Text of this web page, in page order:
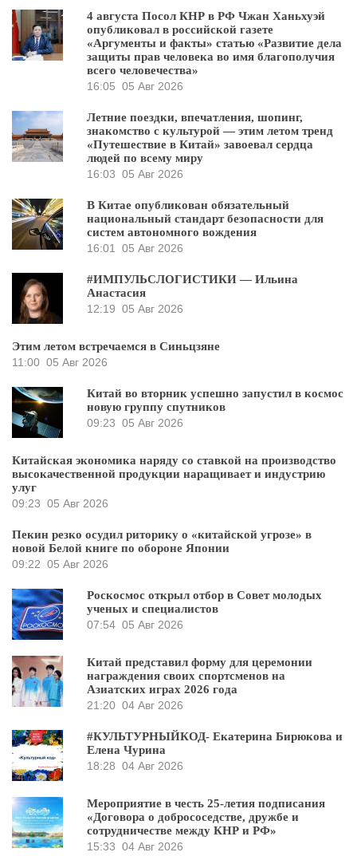
4 августа Посол КНР в РФ Чжан Ханьхуэй
опубликовал в российской газете
«Аргументы и факты» статью «Развитие дела
защиты прав человека во имя благополучия
всего человечества»
16:05 05 Авг 2026
Летние поездки, впечатления, шопинг,
знакомство с культурой — этим летом тренд
«Путешествие в Китай» завоевал сердца
людей по всему миру
16:03 05 Авг 2026
В Китае опубликован обязательный
национальный стандарт безопасности для
систем автономного вождения
16:01 05 Авг 2026
#ИМПУЛЬСЛОГИСТИКИ — Ильина
Анастасия
12:19 05 Авг 2026
Этим летом встречаемся в Синьцзяне
11:00 05 Авг 2026
Китай во вторник успешно запустил в космос
новую группу спутников
09:23 05 Авг 2026
Китайская экономика наряду со ставкой на производство
высокачественной продукции наращивает и индустрию
улуг
09:23 05 Авг 2026
Пекин резко осудил риторику о «китайской угрозе» в
новой Белой книге по обороне Японии
09:22 05 Авг 2026
Роскосмос открыл отбор в Совет молодых
ученых и специалистов
07:54 05 Авг 2026
Китай представил форму для церемонии
награждения своих спортсменов на
Азиатских играх 2026 года
21:20 04 Авг 2026
#КУЛЬТУРНЫЙКОД- Екатерина Бирюкова и
Елена Чурина
18:28 04 Авг 2026
Мероприятие в честь 25-летия подписания
«Договора о добрососедстве, дружбе и
сотрудничестве между КНР и РФ»
15:33 04 Авг 2026